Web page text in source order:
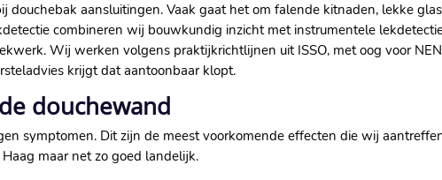
aansluitingen. Vaak gaat het om falende kitnaden, lekke
combineren wij bouwkundig inzicht met instrumentele
Wij werken volgens praktijkrichtlijnen uit ISSO, met oog voor
krijgt dat aantoonbaar klopt.
douchewand
symptomen. Dit zijn de meest voorkomende effecten die wij
maar net zo goed landelijk.